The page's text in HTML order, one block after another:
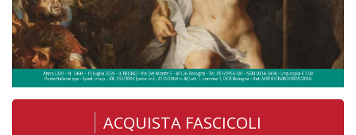
ACQUISTA FASCICOLI